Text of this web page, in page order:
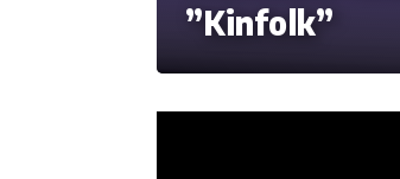
”Kinfolk”